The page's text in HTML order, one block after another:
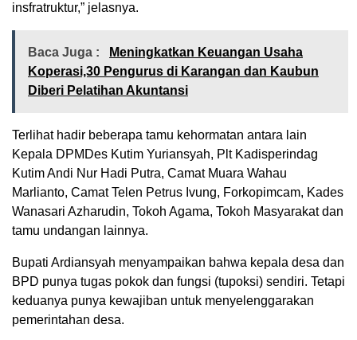
insfratruktur,” jelasnya.
Baca Juga :
Meningkatkan Keuangan Usaha
Koperasi,30 Pengurus di Karangan dan Kaubun
Diberi Pelatihan Akuntansi
Terlihat hadir beberapa tamu kehormatan antara lain
Kepala DPMDes Kutim Yuriansyah, Plt Kadisperindag
Kutim Andi Nur Hadi Putra, Camat Muara Wahau
Marlianto, Camat Telen Petrus Ivung, Forkopimcam, Kades
Wanasari Azharudin, Tokoh Agama, Tokoh Masyarakat dan
tamu undangan lainnya.
Bupati Ardiansyah menyampaikan bahwa kepala desa dan
BPD punya tugas pokok dan fungsi (tupoksi) sendiri. Tetapi
keduanya punya kewajiban untuk menyelenggarakan
pemerintahan desa.